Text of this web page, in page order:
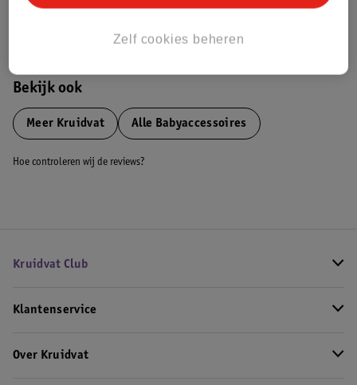
Bekijk ook
Meer Kruidvat Alle Babyaccessoires
Hoe controleren wij de reviews?
Kruidvat Club
Klantenservice
Over Kruidvat
Zelf cookies beheren